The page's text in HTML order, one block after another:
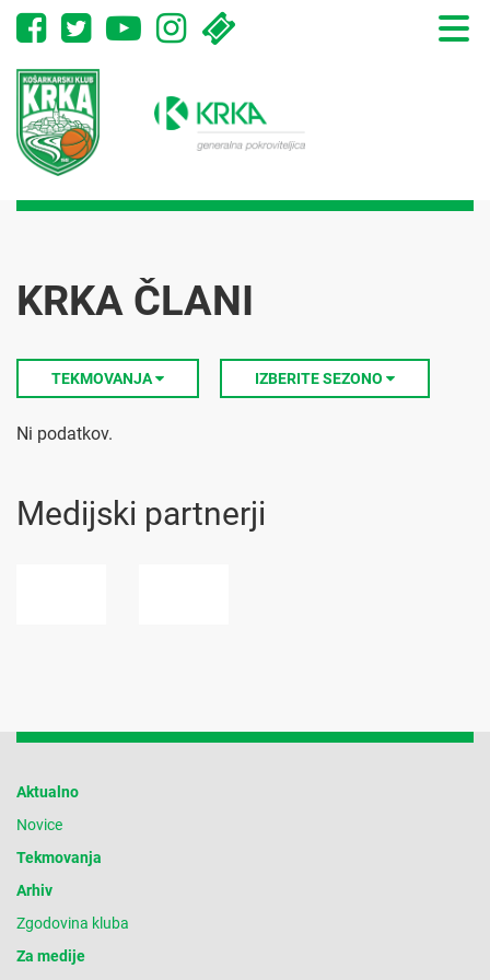
Toggle
KRKA ČLANI
TEKMOVANJA IZBERITE SEZONO
Ni podatkov.
Medijski partnerji
Aktualno
Novice
Tekmovanja
Arhiv
Zgodovina kluba
Za medije